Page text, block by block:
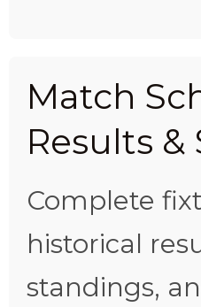
Match
Results
Complete
historical
standings,